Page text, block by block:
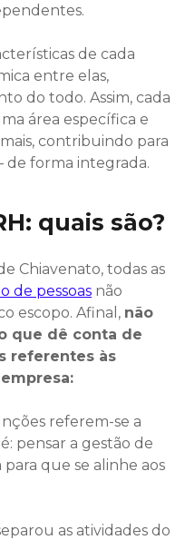
de cada
entre elas,
do todo. Assim, cada
área específica e
contribuindo para
de forma integrada.
quais são?
Chiavenato, todas as
de pessoas não
escopo. Afinal, não
que dê conta de
referentes às
referem-se a
pensar a gestão de
que se alinhe aos
as atividades do